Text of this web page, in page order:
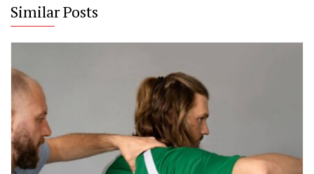
Similar Posts